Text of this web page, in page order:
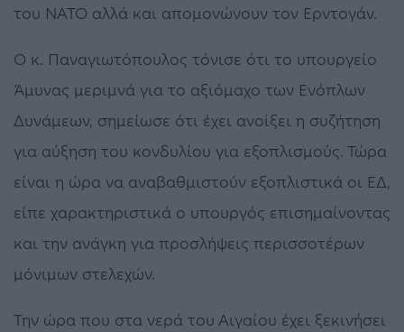
του ΝΑΤΟ αλλά και απομονώνουν τον Ερντογάν.
Ο κ. Παναγιωτόπουλος τόνισε ότι το υπουργείο
Άμυνας μεριμνά για το αξιόμαχο των Ενόπλων
Δυνάμεων, σημείωσε ότι έχει ανοίξει η συζήτηση
για αύξηση του κονδυλίου για εξοπλισμούς. Τώρα
είναι η ώρα να αναβαθμιστούν εξοπλιστικά οι ΕΔ,
είπε χαρακτηριστικά ο υπουργός επισημαίνοντας
και την ανάγκη για προσλήψεις περισσοτέρων
μόνιμων στελεχών.
Την ώρα που στα νερά του Αιγαίου έχει ξεκινήσει